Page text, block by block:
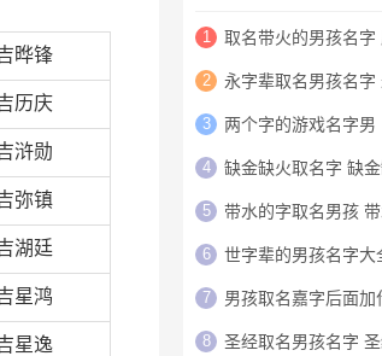
晔锋
历庆
浒勋
弥镇
湖廷
星鸿
星逸
1 取名带火的男孩名字
2 永字辈取名男孩名字
3 两个字的游戏名字男
4 缺金缺火取名字 缺金
5 带水的字取名男孩
6 世字辈的男孩名字大
7 男孩取名嘉字后面加
8 圣经取名男孩名字